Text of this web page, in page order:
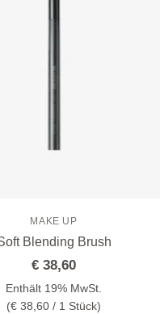
MAKE UP
Blending Brush
€ 38,60
Enthält 19% MwSt.
(€ 38,60/ 1 Stück)